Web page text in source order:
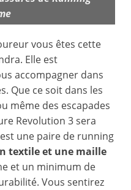
vous êtes cette
Elle est
accompagner dans
Que ce soit dans les
même des escapades
Revolution 3 sera
une paire de running
textile et une maille
et un minimum de
Vous sentirez